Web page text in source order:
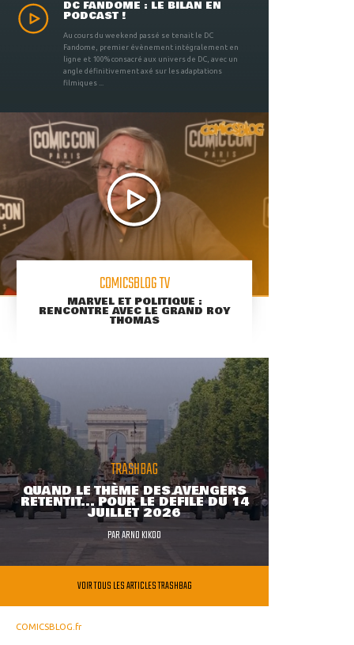
DC FANDOME : LE BILAN EN
PODCAST !
Au cours du weekend passé se tenait le DC
Fandome, premier évènement intégralement en
ligne et 100% consacré aux univers de DC, avec un
angle définitivement axé sur les adaptations
filmiques ...
COMICSBLOG TV
MARVEL ET POLITIQUE :
RENCONTRE AVEC LE GRAND ROY
THOMAS
TRASHBAG
QUAND LE THÈME DES AVENGERS
RETENTIT... POUR LE DÉFILÉ DU 14
JUILLET 2026
PARARNO KIKOO
VOIR TOUS LES ARTICLES TRASHBAG
COMICSBLOG.fr